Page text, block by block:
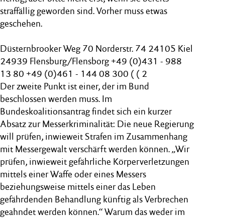
straffällig geworden sind. Vorher muss etwas
geschehen.
Düsternbrooker Weg 70 Norderstr. 74 24105 Kiel
24939 Flensburg/Flensborg +49 (0)431 - 988
13 80 +49 (0)461 - 144 08 300 ( ( 2
Der zweite Punkt ist einer, der im Bund
beschlossen werden muss. Im
Bundeskoalitionsantrag findet sich ein kurzer
Absatz zur Messerkriminalität: Die neue Regierung
will prüfen, inwieweit Strafen im Zusammenhang
mit Messergewalt verschärft werden können. „Wir
prüfen, inwieweit gefährliche Körperverletzungen
mittels einer Waffe oder eines Messers
beziehungsweise mittels einer das Leben
gefährdenden Behandlung künftig als Verbrechen
geahndet werden können.“ Warum das weder im